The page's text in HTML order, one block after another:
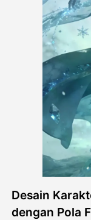
Avatar Video
Video AI
Foto AI
Alat lainnya
Galeri
Desain
dengan Pola